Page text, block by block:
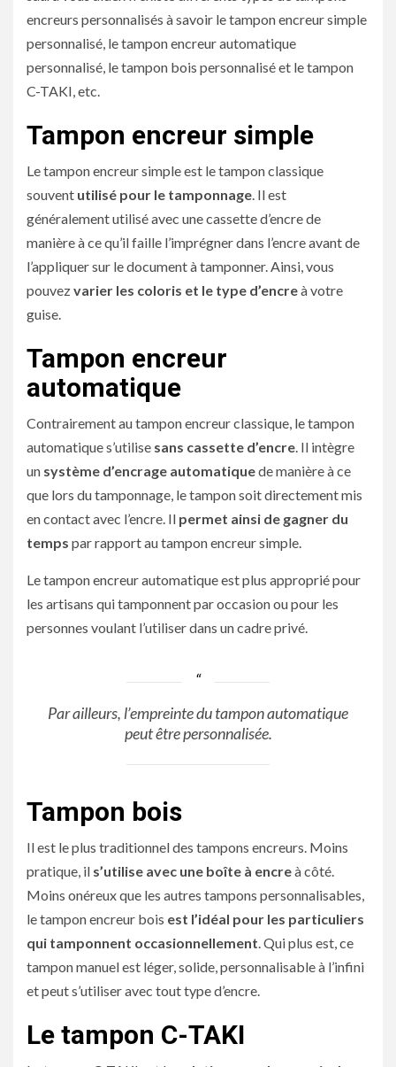
encreurs personnalisés à savoir le tampon encreur simple
personnalisé, le tampon encreur automatique
personnalisé, le tampon bois personnalisé et le tampon
C-TAKI, etc.
Tampon encreur simple
Le tampon encreur simple est le tampon classique
souvent utilisé pour le tamponnage. Il est
généralement utilisé avec une cassette d’encre de
manière à ce qu’il faille l’imprégner dans l’encre avant de
l’appliquer sur le document à tamponner. Ainsi, vous
pouvezvarier les coloris et le type d’encreà votre
guise.
Tampon encreur
automatique
Contrairement au tampon encreur classique, le tampon
automatique s’utilise sans cassette d’encre. Il intègre
un système d’encrage automatiquede manière à ce
que lors du tamponnage, le tampon soit directement mis
en contact avec l’encre. Il permet ainsi de gagner du
temps par rapport au tampon encreur simple.
Le tampon encreur automatique est plus approprié pour
les artisans qui tamponnent par occasion ou pour les
personnes voulant l’utiliser dans un cadre privé.
Par ailleurs, l’empreinte du tampon automatique
peut être personnalisée.
Tampon bois
Il est le plus traditionnel des tampons encreurs. Moins
pratique, il s’utilise avec une boîte à encreà côté.
Moins onéreux que les autres tampons personnalisables,
le tampon encreur bois est l’idéal pour les particuliers
qui tamponnent occasionnellement. Qui plus est, ce
tampon manuel est léger, solide, personnalisable à l’infini
et peut s’utiliser avec tout type d’encre.
Le tampon C-TAKI